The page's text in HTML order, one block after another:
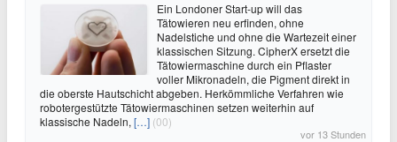
Ein Londoner Start-up will das
Tätowieren neu erfinden, ohne
Nadelstiche und ohne die Wartezeit einer
klassischen Sitzung. CipherX ersetzt die
Tätowiermaschine durch ein Pflaster
voller Mikronadeln, die Pigment direkt in
die oberste Hautschicht abgeben. Herkömmliche Verfahren wie
robotergestützte Tätowiermaschinen setzen weiterhin auf
klassische Nadeln, […] (00)
vor 13 Stunden